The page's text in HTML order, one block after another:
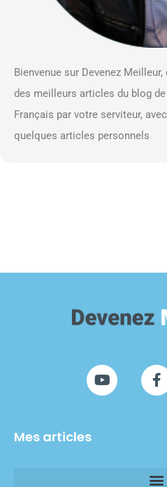
Bienvenue sur Devenez
des meilleurs articles du blog
Français par votre serviteur,
quelques articles personnels
Mes articles